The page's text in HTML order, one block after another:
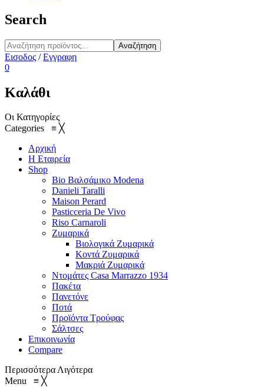
Search
Αναζήτηση
Εισοδος /Εγγραφη
0
Καλάθι
Οι Κατηγορίες
Categories ≡ ╳
Αρχική
Η Εταιρεία
Shop
Bio Βαλσάμικο Modena
Danieli Taralli
Maison Perard
Pasticceria De Vivo
Riso Carnaroli
Ζυμαρικά
Βιολογικά Ζυμαρικά
Κοντά Ζυμαρικά
Μακριά Ζυμαρικά
Ντομάτες Casa Marrazzo 1934
Πακέτα
Πανετόνε
Ποτά
Προϊόντα Τρούφας
Σάλτσες
Επικοινωνία
Compare
ΠερισσότεραΛιγότερα
Menu ≡ ╳